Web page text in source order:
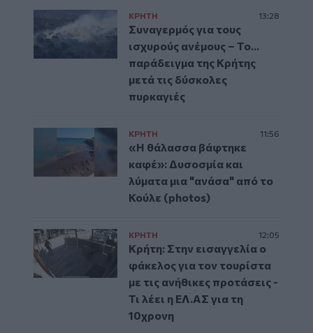
ΚΡΗΤΗ 13:28
Συναγερμός για τους
ισχυρούς ανέμους – Το...
παράδειγμα της Κρήτης
μετά τις δύσκολες
πυρκαγιές
ΚΡΗΤΗ 11:56
«Η θάλασσα βάφτηκε
καφέ»: Δυσοσμία και
λύματα μια "ανάσα" από το
Κούλε (photos)
ΚΡΗΤΗ 12:05
Κρήτη: Στην εισαγγελία ο
φάκελος για τον τουρίστα
με τις ανήθικες προτάσεις -
Τι λέει η ΕΛ.ΑΣ για τη
10χρονη